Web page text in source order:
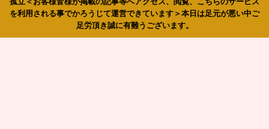
を利用される事でかろうじて運営できています＞本日は足元が悪い中ご
足労頂き誠に有難うございます。